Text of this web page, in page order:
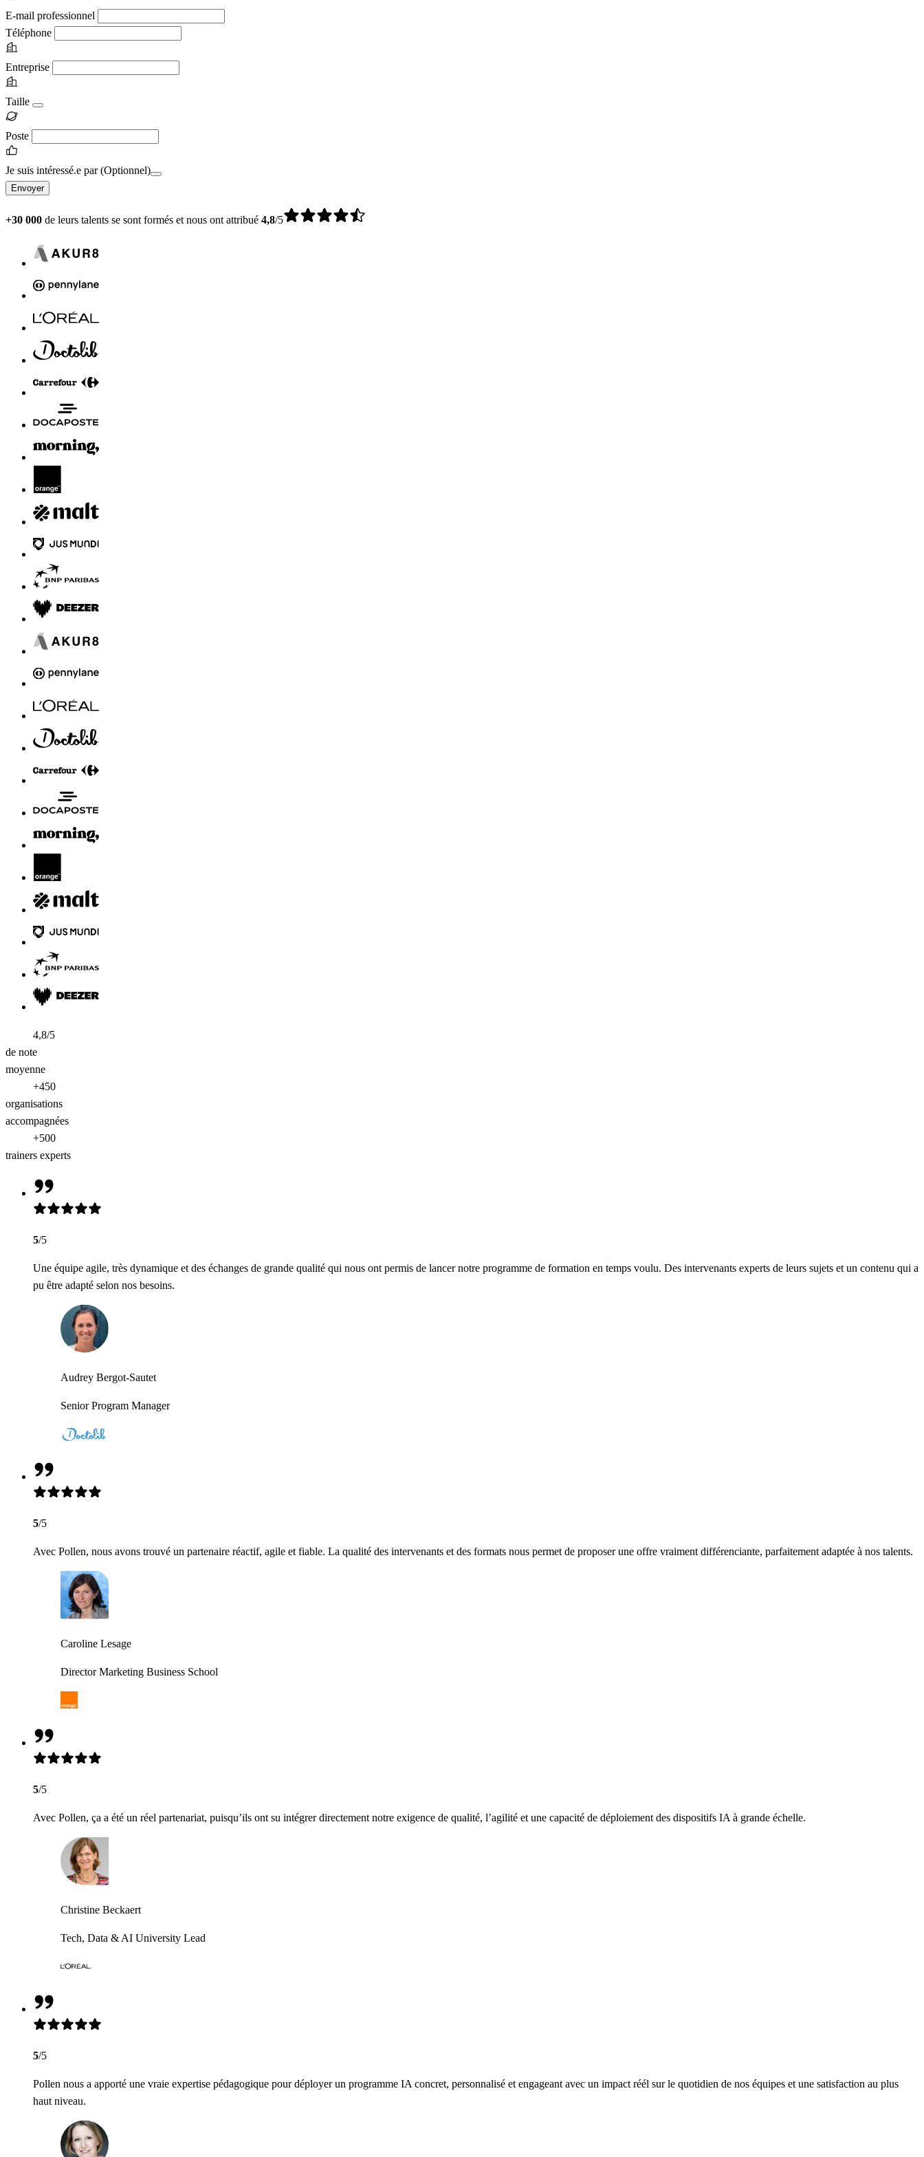
E-mail professionnel
Téléphone
Entreprise
Taille
Poste
Je suis intéressé.e par(Optionnel)
Envoyer
+30 000 de leurs talents se sont formés et nous ont attribué 4,8/5
4,8/5
de note
moyenne
+450
organisations
accompagnées
+500
trainers experts
5/5
Une équipe agile, très dynamique et des échanges de grande qualité qui nous ont permis de lancer notre programme de formation en temps voulu. Des intervenants experts de leurs sujets et un contenu qui a
pu être adapté selon nos besoins.
Audrey Bergot-Sautet
Senior Program Manager
5/5
Avec Pollen, nous avons trouvé un partenaire réactif, agile et fiable. La qualité des intervenants et des formats nous permet de proposer une offre vraiment différenciante, parfaitement adaptée à nos talents.
Caroline Lesage
Director Marketing Business School
5/5
Avec Pollen, ça a été un réel partenariat, puisqu’ils ont su intégrer directement notre exigence de qualité, l’agilité et une capacité de déploiement des dispositifs IA à grande échelle.
Christine Beckaert
Tech, Data & AI University Lead
5/5
Pollen nous a apporté une vraie expertise pédagogique pour déployer un programme IA concret, personnalisé et engageant avec un impact réél sur le quotidien de nos équipes et une satisfaction au plus
haut niveau.